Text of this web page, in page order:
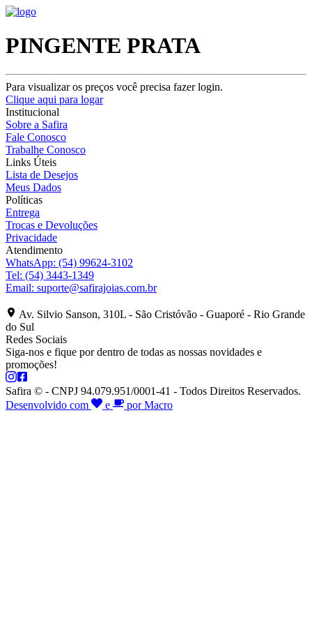
PINGENTE PRATA
Para visualizar os preços você precisa fazer login.
Clique aqui para logar
Institucional
Sobre a Safira
Fale Conosco
Trabalhe Conosco
Links Úteis
Lista de Desejos
Meus Dados
Políticas
Entrega
Trocas e Devoluções
Privacidade
Atendimento
WhatsApp: (54) 99624-3102
Tel: (54) 3443-1349
Email: suporte@safirajoias.com.br
Av. Silvio Sanson, 310L - São Cristóvão - Guaporé - Rio Grande
do Sul
Redes Sociais
Siga-nos e fique por dentro de todas as nossas novidades e
promoções!
Safira © - CNPJ 94.079.951/0001-41 - Todos Direitos Reservados.
Desenvolvido com
e por Macro